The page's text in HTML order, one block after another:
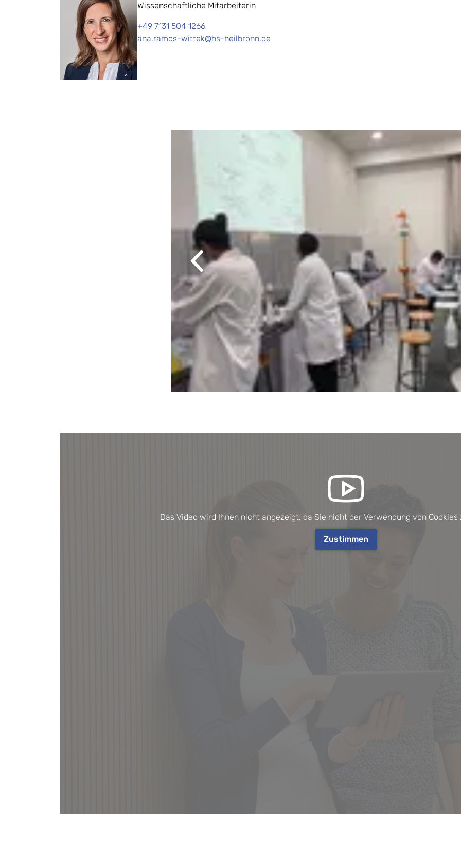
Wissenschaftliche Mitarbeiterin
+49 7131 504 1266
ana.ramos-wittek@hs-heilbronn.de
Previous
Das Video wird Ihnen nicht angezeigt, da Sie nicht der Verwendung von
Zustimmen